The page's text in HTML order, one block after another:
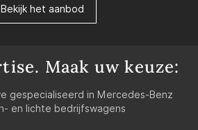
Bekijk het aanbod
Maak uw keuze:
gespecialiseerd in Mercedes-Benz
en lichte bedrijfswagens